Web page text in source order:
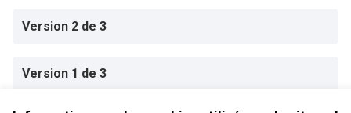
Version 2 de 3
Version 1 de 3